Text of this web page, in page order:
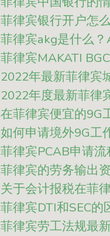
菲律宾银行开户怎
菲律宾akg是什么？
菲律宾MAKATI
2022年最新菲律宾
2022年度最新菲律
在菲律宾便宜的9G
如何申请境外9G工
菲律宾PCAB申请
菲律宾的劳务输出
关于会计报税在菲
菲律宾DTI和SEC
菲律宾劳工法规最